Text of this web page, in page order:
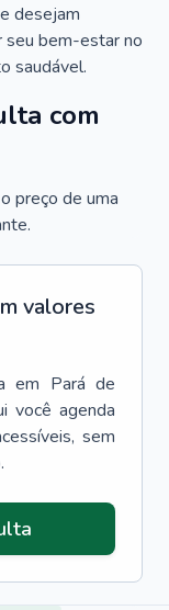
desejam
seu bem-estar no
saudável.
com
preço de uma
valores
em Pará de
você agenda
sem